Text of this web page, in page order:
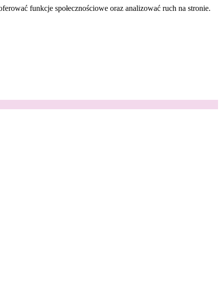
funkcje społecznościowe oraz analizować ruch na stronie.